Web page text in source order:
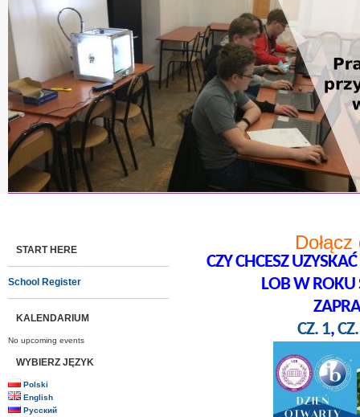
START HERE
School Register
KALENDARIUM
No upcoming events
WYBIERZ JĘZYK
Polski
English
Русский
CZY CHCESZ
LOB W
CZ. 1,